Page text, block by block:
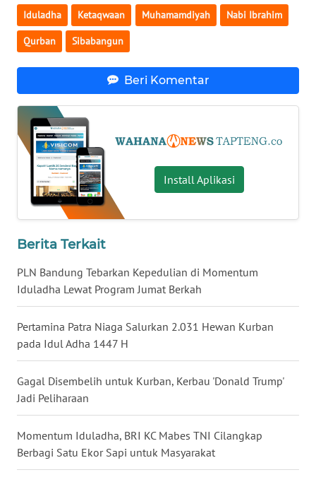
Iduladha Ketaqwaan Muhamamdiyah Nabi Ibrahim
Qurban Sibabangun
Beri Komentar
Install Aplikasi
Berita Terkait
PLN Bandung Tebarkan Kepedulian di Momentum
Iduladha Lewat Program Jumat Berkah
Pertamina Patra Niaga Salurkan 2.031 Hewan Kurban
pada Idul Adha 1447 H
Gagal Disembelih untuk Kurban, Kerbau 'Donald Trump'
Jadi Peliharaan
Momentum Iduladha, BRI KC Mabes TNI Cilangkap
Berbagi Satu Ekor Sapi untuk Masyarakat
WN
NUSANTARA
WN
JATIM
WN
BALI
WN
WN
KALTENG
WN
KALTARA
WN
KALSEL
WN
KALTIM